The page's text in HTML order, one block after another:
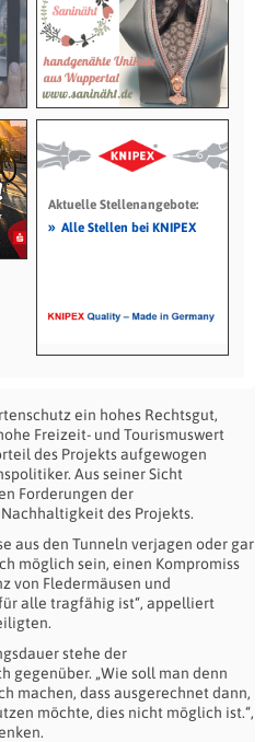
Aktuelle Stellenangebote:
» Alle Stellen bei KNIPEX
ein hohes Rechtsgut,
Freizeit- und Tourismuswert
des Projekts aufgewogen
Aus seiner Sicht
Forderungen der
des Projekts.
aus den Tunneln verjagen oder gar
möglich sein, einen Kompromiss
von Fledermäusen und
alle tragfähig ist“, appelliert
stehe der
gegenüber. „Wie soll man denn
machen, dass ausgerechnet dann,
möchte, dies nicht möglich ist.“,